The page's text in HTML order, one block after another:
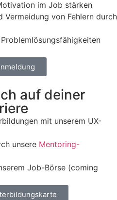
im Job stärken
Vermeidung von Fehlern durch
auf deiner
mit unserem UX-
unsere Mentoring-
Job-Börse (coming